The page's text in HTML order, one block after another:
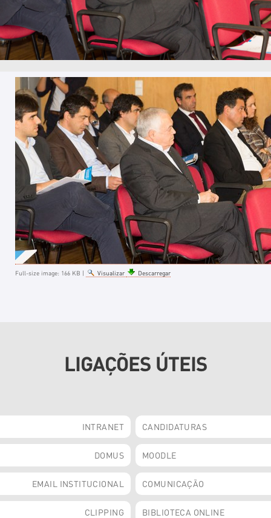
Full-size image: 166 KB | Visualizar Descarregar
LIGAÇÕES ÚTEIS
INTRANET CANDIDATURAS
DOMUS MOODLE
EMAIL INSTITUCIONAL COMUNICAÇÃO
CLIPPING BIBLIOTECA ONLINE